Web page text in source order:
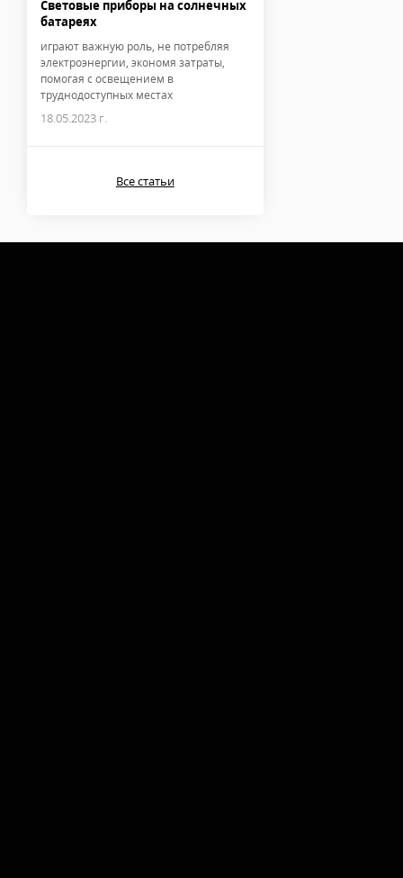
Световые приборы на солнечных
батареях
играют важную роль, не потребляя
электроэнергии, экономя затраты,
помогая с освещением в
труднодоступных местах
18.05.2023 г.
Все статьи